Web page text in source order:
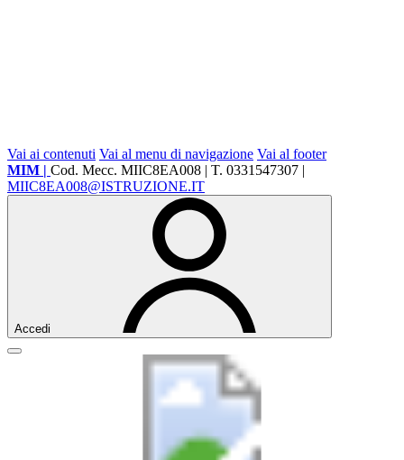
Vai ai contenuti Vai al menu di navigazione Vai al footer
MIM | Cod. Mecc. MIIC8EA008 | T. 0331547307 |
MIIC8EA008@ISTRUZIONE.IT
Accedi